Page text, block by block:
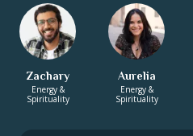
Zachary
Energy &
Spirituality
Aurelia
Energy &
Spirituality